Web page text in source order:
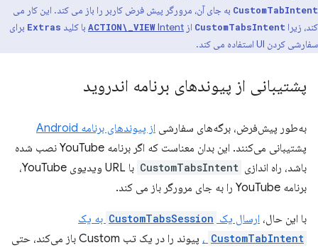
CustomTabIntent به جای آن، مرورگر پیش فرض کاربر را باز می کند. این کار می
کند، زیرا CustomTabsIntent از ACTION\_VIEWIntent با کلید Extras برای
سفارشی کردن UI استفاده می کند.
پشتیبانی از پیوندهای برنامه اندروید
به‌طور پیش‌فرض، برگه‌های سفارشی از پیوندهای برنامه Android
پشتیبانی می‌کنند. این بدان معناست که اگر برنامه YouTube نصب شده
باشد، راه اندازی CustomTabsIntent
با URL ویدیوی YouTube،
برنامه YouTube را به جای مرورگر باز می کند.
با این حال، ارسال یک CustomTabsSession به یک
CustomTabIntent ،
پیوند را در یک تب Custom باز می‌کند، حتی